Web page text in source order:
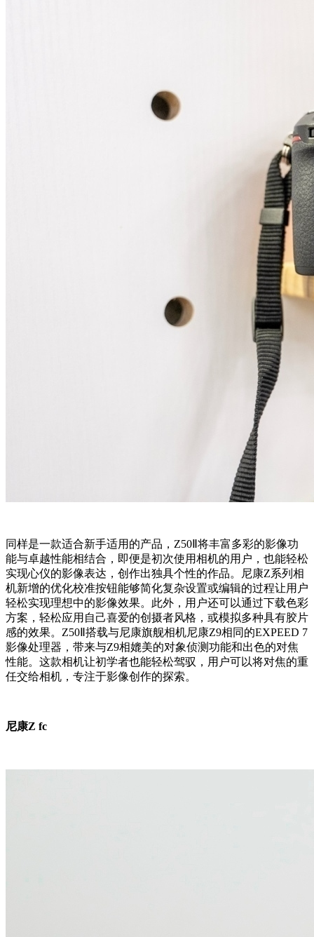
同样是一款适合新手适用的产品，Z50Ⅱ将丰富多彩的影像功
能与卓越性能相结合，即便是初次使用相机的用户，也能轻松
实现心仪的影像表达，创作出独具个性的作品。尼康Z系列相
机新增的优化校准按钮能够简化复杂设置或编辑的过程让用户
轻松实现理想中的影像效果。此外，用户还可以通过下载色彩
方案，轻松应用自己喜爱的创摄者风格，或模拟多种具有胶片
感的效果。Z50Ⅱ搭载与尼康旗舰相机尼康Z9相同的EXPEED 7
影像处理器，带来与Z9相媲美的对象侦测功能和出色的对焦
性能。这款相机让初学者也能轻松驾驭，用户可以将对焦的重
任交给相机，专注于影像创作的探索。
尼康Z fc